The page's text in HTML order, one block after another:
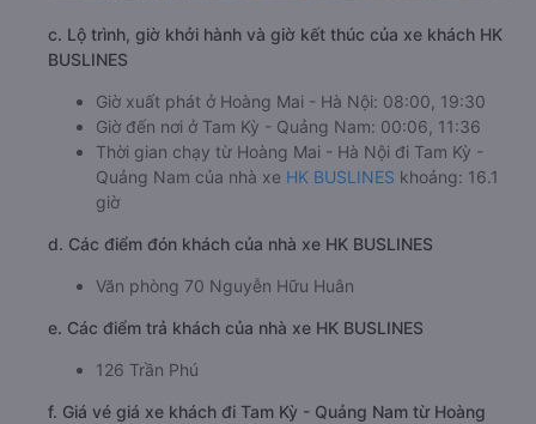
c. Lộ trình, giờ khởi hành và giờ kết thúc của xe khách HK
BUSLINES
Giờ xuất phát ở Hoàng Mai - Hà Nội: 08:00, 19:30
Giờ đến nơi ở Tam Kỳ - Quảng Nam: 00:06, 11:36
Thời gian chạy từ Hoàng Mai - Hà Nội đi Tam Kỳ -
Quảng Nam của nhà xe HK BUSLINES khoảng: 16.1
giờ
d. Các điểm đón khách của nhà xe HK BUSLINES
Văn phòng 70 Nguyễn Hữu Huân
e. Các điểm trả khách của nhà xe HK BUSLINES
126 Trần Phú
f. Giá vé giá xe khách đi Tam Kỳ - Quảng Nam từ Hoàng